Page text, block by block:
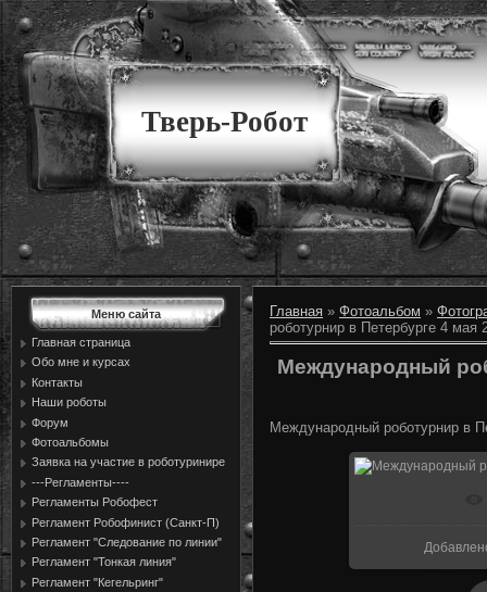
Тверь-Робот
Меню сайта
Главная страница
Обо мне и курсах
Контакты
Наши роботы
Форум
Фотоальбомы
Заявка на участие в роботуринире
---Регламенты----
Регламенты Робофест
Регламент Робофинист (Санкт-П)
Регламент "Следование по линии"
Регламент "Тонкая линия"
Регламент "Кегельринг"
Главная » Фотоальбом »
роботурнир в Петербурге 4 мая
Международный
Международный роботурнир в